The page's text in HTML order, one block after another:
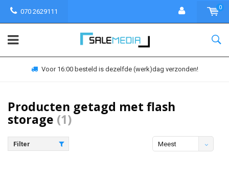
070 2629111
0
Voor 16:00 besteld is dezelfde (werk)dag verzonden!
Producten getagd met flash
storage (1)
Filter
Meest